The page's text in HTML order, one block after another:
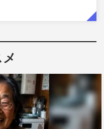
・祝祭感あふれる主題歌
されるが、CDには表題
プリング2曲を含んだ計3
、結婚式の定番曲であ
クス・メンデルスゾー
た「Wedding Ska～結婚